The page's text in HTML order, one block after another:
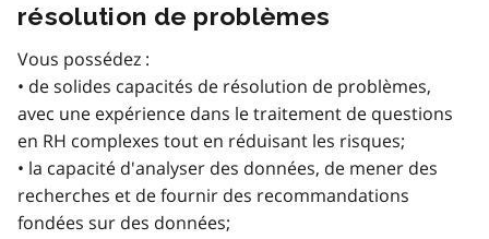
résolution de problèmes
Vous possédez :
• de solides capacités de résolution de problèmes,
avec une expérience dans le traitement de questions
en RH complexes tout en réduisant les risques;
• la capacité d'analyser des données, de mener des
recherches et de fournir des recommandations
fondées sur des données;